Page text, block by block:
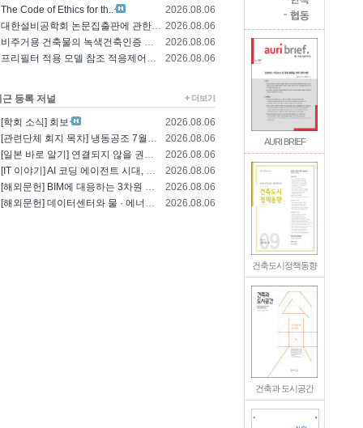
AURI BRIEF
건축도시정책동향
건축과 도시공간
The Code of Ethics for th..
2026.08.06
대한설비공학회 논문집출판에 관한 윤리규정 2026.08.06
비주거용 건축물의 녹색건축인증 에너지 및 환경..
2026.08.06
프리필터 적용 모델 참조 적응제어에 의한 가변..
2026.08.06
근 등록 저널
[학회 소식] 회보
2026.08.06
[관련단체 회지 목차] 냉동공조 7월호(한국냉..
2026.08.06
[일본 바로 알기] 연결되지 않을 권리를 찾는..
2026.08.06
[IT 이야기] AI 코딩 에이전트 시대, 엔..
2026.08.06
[해외문헌] BIM에 대응하는 3차원 건축 설..
2026.08.06
[해외문헌] 데이터센터와 물 · 에너지의 통합..
2026.08.06